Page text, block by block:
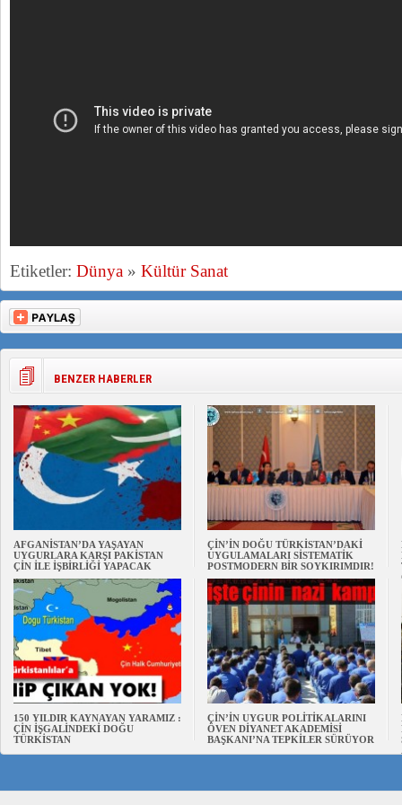
Etiketler: Dünya » Kültür Sanat
BENZER HABERLER
AFGANİSTAN’DA YAŞAYAN
UYGURLARA KARŞI PAKİSTAN
ÇİN İLE İŞBİRLİĞİ YAPACAK
ÇİN’İN DOĞU TÜRKİSTAN’DAKİ
UYGULAMALARI SİSTEMATİK
POSTMODERN BİR SOYKIRIMDIR!
150 YILDIR KAYNAYAN YARAMIZ :
ÇİN İŞGALİNDEKİ DOĞU
TÜRKİSTAN
ÇİN’İN UYGUR POLİTİKALARINI
ÖVEN DİYANET AKADEMİSİ
BAŞKANI’NA TEPKİLER SÜRÜYOR